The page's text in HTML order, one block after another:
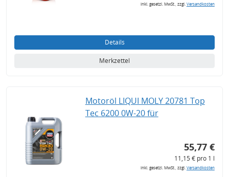
inkl. gesetzl. MwSt., zzgl.Versandkosten
Details
Merkzettel
Motoröl LIQUI MOLY 20781 Top
Tec 6200 0W-20 für
55,77 €
11,15 € pro 1 l
inkl. gesetzl. MwSt., zzgl.Versandkosten